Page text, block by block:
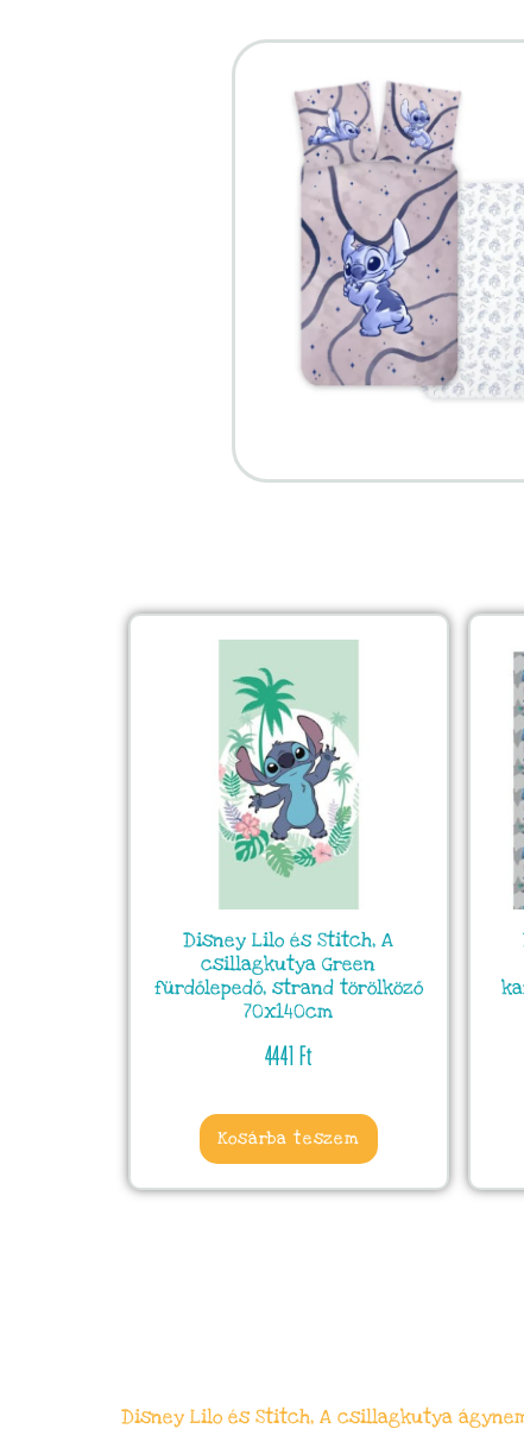
Disney Lilo és Stitch, A
csillagkutya Green
fürdőlepedő, strand törölköző
70x140cm
4441Ft
Kosárba teszem
Disney Lilo és Stitch, A csillagkutya